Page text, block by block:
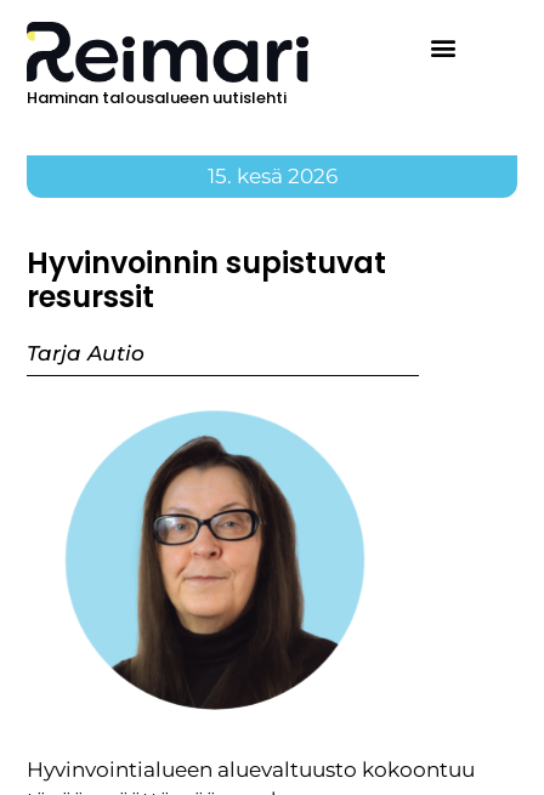
Haminan talousalueen uutislehti
15. kesä 2026
Hyvinvoinnin supistuvat
resurssit
Tarja Autio
Hyvinvointialueen aluevaltuusto kokoontuu